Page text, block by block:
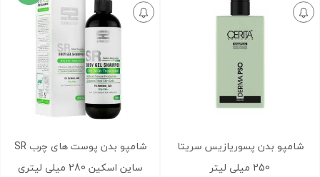
شامپو بدن پسوریازیس سریتا
250 میلی لیتر
شامپو بدن پوست های چرب SR
ساین اسکین 280 میلی لیتری